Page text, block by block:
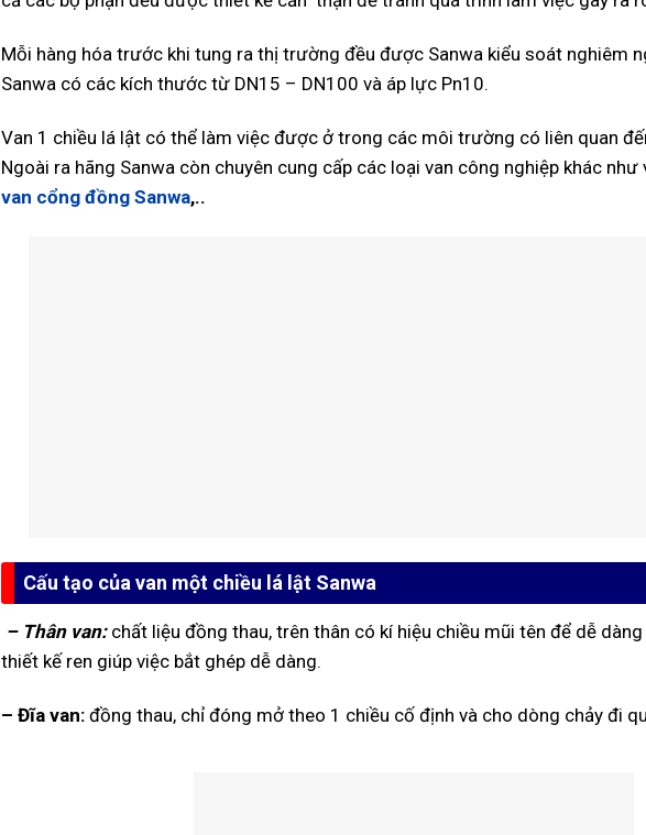
Mỗi hàng hóa trước khi tung ra thị trường đều được Sanwa kiểu soát nghiêm
Sanwa có các kích thước từ DN15 – DN100 và áp lực Pn10.
Van 1 chiều lá lật có thể làm việc được ở trong các môi trường có liên quan
Ngoài ra hãng Sanwa còn chuyên cung cấp các loại van công nghiệp khác như
van cổng đồng Sanwa,..
Cấu tạo của van một chiều lá lật Sanwa
– Thân van:chất liệu đồng thau, trên thân có kí hiệu chiều mũi tên để dễ dàng
thiết kế ren giúp việc bắt ghép dễ dàng.
– Đĩa van:đồng thau, chỉ đóng mở theo 1 chiều cố định và cho dòng chảy đi